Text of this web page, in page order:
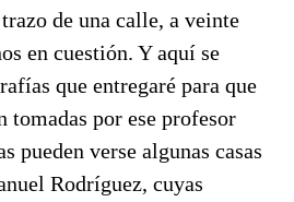
de una calle, a veinte
en cuestión. Y aquí se
que entregaré para que
tomadas por ese profesor
pueden verse algunas casas
Rodríguez, cuyas